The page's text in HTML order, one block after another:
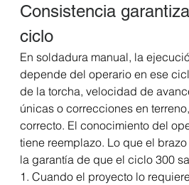
Consistencia
ciclo
En soldadura manual, la
depende del operario en ese
de la torcha, velocidad de
únicas o correcciones en
correcto. El conocimiento del
tiene reemplazo. Lo que el
la garantía de que el ciclo 300
1. Cuando el proyecto lo